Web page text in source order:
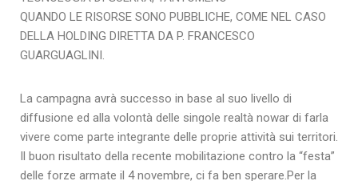
QUANDO LE RISORSE SONO PUBBLICHE, COME NEL CASO
DELLA HOLDING DIRETTA DA P. FRANCESCO
GUARGUAGLINI.
La campagna avrà successo in base al suo livello di
diffusione ed alla volontà delle singole realtà nowar di farla
vivere come parte integrante delle proprie attività sui territori.
Il buon risultato della recente mobilitazione contro la “festa”
delle forze armate il 4 novembre, ci fa ben sperare.Per la